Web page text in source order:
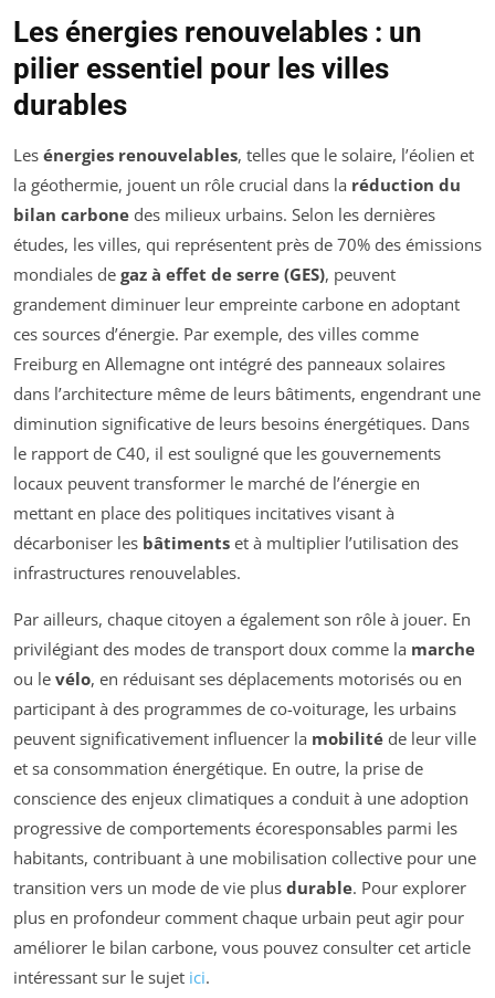
Les énergies renouvelables : un
pilier essentiel pour les villes
durables
Les énergies renouvelables, telles que le solaire, l’éolien et
la géothermie, jouent un rôle crucial dans la réduction du
bilan carbone des milieux urbains. Selon les dernières
études, les villes, qui représentent près de 70% des émissions
mondiales de gaz à effet de serre (GES), peuvent
grandement diminuer leur empreinte carbone en adoptant
ces sources d’énergie. Par exemple, des villes comme
Freiburg en Allemagne ont intégré des panneaux solaires
dans l’architecture même de leurs bâtiments, engendrant une
diminution significative de leurs besoins énergétiques. Dans
le rapport de C40, il est souligné que les gouvernements
locaux peuvent transformer le marché de l’énergie en
mettant en place des politiques incitatives visant à
décarboniser les bâtiments et à multiplier l’utilisation des
infrastructures renouvelables.
Par ailleurs, chaque citoyen a également son rôle à jouer. En
privilégiant des modes de transport doux comme la marche
ou le vélo, en réduisant ses déplacements motorisés ou en
participant à des programmes de co-voiturage, les urbains
peuvent significativement influencer la mobilité de leur ville
et sa consommation énergétique. En outre, la prise de
conscience des enjeux climatiques a conduit à une adoption
progressive de comportements écoresponsables parmi les
habitants, contribuant à une mobilisation collective pour une
transition vers un mode de vie plus durable. Pour explorer
plus en profondeur comment chaque urbain peut agir pour
améliorer le bilan carbone, vous pouvez consulter cet article
intéressant sur le sujet ici.